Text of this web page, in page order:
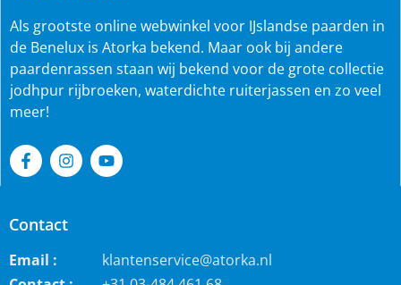
Als grootste online webwinkel voor IJslandse paarden in
de Benelux is Atorka bekend. Maar ook bij andere
paardenrassen staan wij bekend voor de grote collectie
jodhpur rijbroeken, waterdichte ruiterjassen en zo veel
meer!
Contact
Email :
klantenservice@atorka.nl